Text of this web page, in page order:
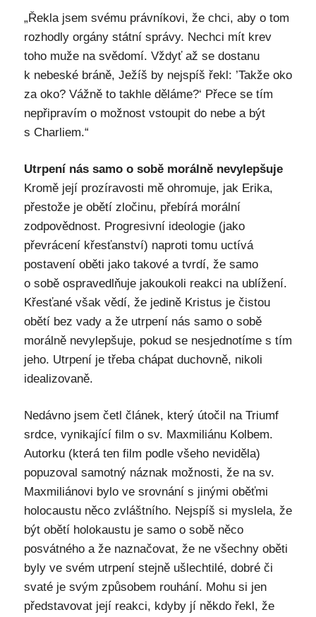
„Řekla jsem svému právníkovi, že chci, aby o tom
rozhodly orgány státní správy. Nechci mít krev
toho muže na svědomí. Vždyť až se dostanu
k nebeské bráně, Ježíš by nejspíš řekl: ’Takže oko
za oko? Vážně to takhle děláme?‘ Přece se tím
nepřipravím o možnost vstoupit do nebe a být
s Charliem.“
Utrpení nás samo o sobě morálně nevylepšuje
Kromě její prozíravosti mě ohromuje, jak Erika,
přestože je obětí zločinu, přebírá morální
zodpovědnost. Progresivní ideologie (jako
převrácení křesťanství) naproti tomu uctívá
postavení oběti jako takové a tvrdí, že samo
o sobě ospravedlňuje jakoukoli reakci na ublížení.
Křesťané však vědí, že jedině Kristus je čistou
obětí bez vady a že utrpení nás samo o sobě
morálně nevylepšuje, pokud se nesjednotíme s tím
jeho. Utrpení je třeba chápat duchovně, nikoli
idealizovaně.
Nedávno jsem četl článek, který útočil na Triumf
srdce, vynikající film o sv. Maxmiliánu Kolbem.
Autorku (která ten film podle všeho neviděla)
popuzoval samotný náznak možnosti, že na sv.
Maxmiliánovi bylo ve srovnání s jinými oběťmi
holocaustu něco zvláštního. Nejspíš si myslela, že
být obětí holokaustu je samo o sobě něco
posvátného a že naznačovat, že ne všechny oběti
byly ve svém utrpení stejně ušlechtilé, dobré či
svaté je svým způsobem rouhání. Mohu si jen
představovat její reakci, kdyby jí někdo řekl, že